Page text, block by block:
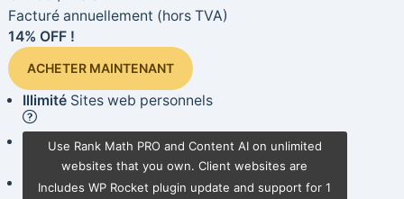
Facturé annuellement (hors TVA)
14% OFF !
ACHETER MAINTENANT
IllimitéSites web personnels
Use Rank Math PRO and Content AI on unlimited
websites that you own. Client websites are
excluded.
Optimiser 1 site web avec WP Rocket
Includes WP Rocket plugin update and support for 1
GratuitEssai Content AI (Starter Plan)